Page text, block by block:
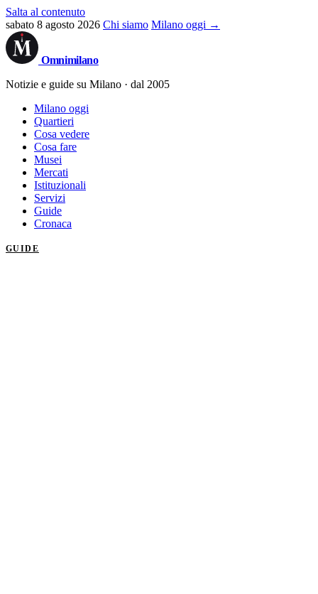
Salta al contenuto
sabato 8 agosto 2026 Chi siamo Milano oggi →
Omnimilano
Notizie e guide su Milano · dal 2005
Milano oggi
Quartieri
Cosa vedere
Cosa fare
Musei
Mercati
Istituzionali
Servizi
Guide
Cronaca
GUIDE